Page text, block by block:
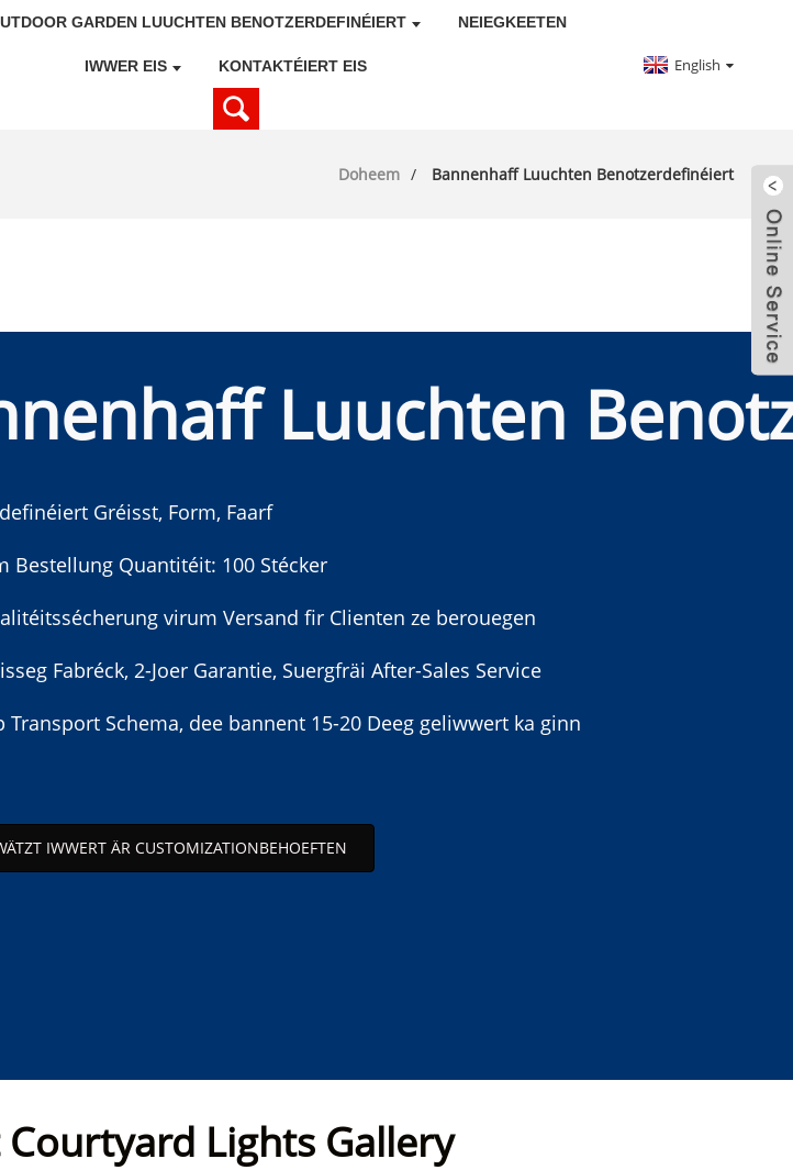
GARDEN LUUCHTEN BENOTZERDEFINÉIERT NEIEGKEETEN
IWWER EIS KONTAKTÉIERT EIS English
Doheem Bannenhaff Luuchten Benotzerdefinéiert
Luuchten
Gréisst, Form, Faarf
Bestellung Quantitéit: 100 Stécker
virum Versand fir Clienten ze berouegen
Fabréck, 2-Joer Garantie, Suergfräi After-Sales Service
Transport Schema, dee bannent 15-20 Deeg geliwwert ka ginn
IWWERT ÄR CUSTOMIZATIONBEHOEFTEN
Lights Gallery